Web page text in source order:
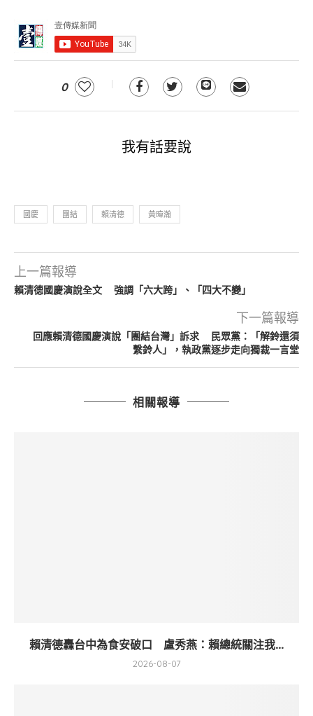
0
我有話要說
國慶 團結 賴清德 黃暐瀚
上一篇報導
賴清德國慶演說全文 強調「六大跨」、「四大不變」
下一篇報導
回應賴清德國慶演說「團結台灣」訴求 民眾黨：「解鈴還須
繫鈴人」，執政黨逐步走向獨裁一言堂
相關報導
賴清德轟台中為食安破口 盧秀燕：賴總統關注我...
2026-08-07